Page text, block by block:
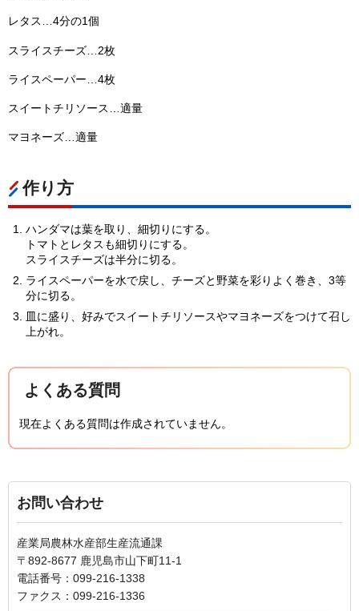
レタス…4分の1個
スライスチーズ…2枚
ライスペーパー…4枚
スイートチリソース…適量
マヨネーズ…適量
作り方
ハンダマは葉を取り、細切りにする。
トマトとレタスも細切りにする。
スライスチーズは半分に切る。
ライスペーパーを水で戻し、チーズと野菜を彩りよく巻き、3等
分に切る。
皿に盛り、好みでスイートチリソースやマヨネーズをつけて召し
上がれ。
よくある質問
現在よくある質問は作成されていません。
お問い合わせ
産業局農林水産部生産流通課
〒892-8677 鹿児島市山下町11-1
電話番号：099-216-1338
ファクス：099-216-1336